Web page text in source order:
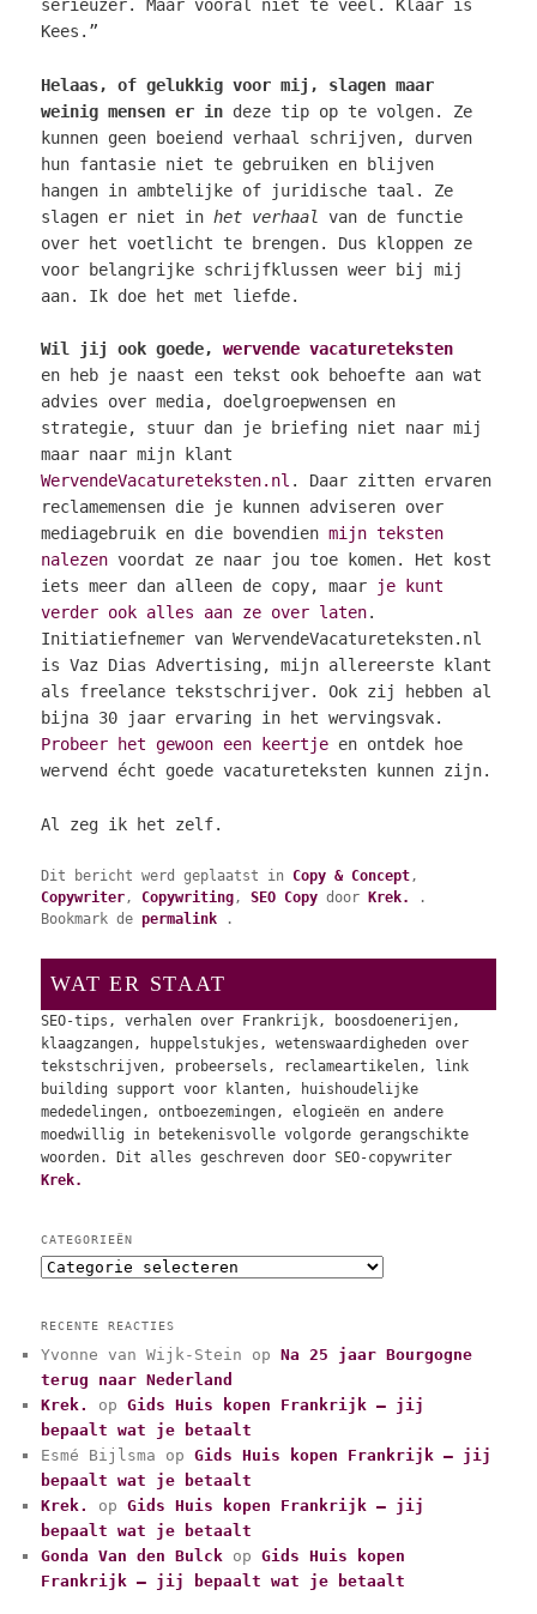
serieuzer. Maar vooral niet te veel. Klaar is
Kees.”
Helaas, of gelukkig voor mij, slagen maar
weinig mensen er in deze tip op te volgen. Ze
kunnen geen boeiend verhaal schrijven, durven
hun fantasie niet te gebruiken en blijven
hangen in ambtelijke of juridische taal. Ze
slagen er niet inhet verhaal
van de functie
over het voetlicht te brengen. Dus kloppen ze
voor belangrijke schrijfklussen weer bij mij
aan. Ik doe het met liefde.
Wil jij ook goede,wervende vacatureteksten
en heb je naast een tekst ook behoefte aan wat
advies over media, doelgroepwensen en
strategie, stuur dan je briefing niet naar mij
maar naar mijn klant
WervendeVacatureteksten.nl . Daar zitten ervaren
reclamemensen die je kunnen adviseren over
mediagebruik en die bovendienmijn teksten
nalezen voordat ze naar jou toe komen. Het kost
iets meer dan alleen de copy, maar je kunt
verder ook alles aan ze over laten.
Initiatiefnemer van WervendeVacatureteksten.nl
is Vaz Dias Advertising, mijn allereerste klant
als freelance tekstschrijver. Ook zij hebben al
bijna 30 jaar ervaring in het wervingsvak.
Probeer het gewoon een keertje en ontdek hoe
wervend écht goede vacatureteksten kunnen zijn.
Al zeg ik het zelf.
Dit bericht werd geplaatst inCopy & Concept,
Copywriter,Copywriting,SEO Copy doorKrek.
.
Bookmark depermalink .
WAT ER STAAT
SEO-tips, verhalen over Frankrijk, boosdoenerijen,
klaagzangen, huppelstukjes, wetenswaardigheden over
tekstschrijven, probeersels, reclameartikelen, link
building support voor klanten, huishoudelijke
mededelingen, ontboezemingen, elogieën en andere
moedwillig in betekenisvolle volgorde gerangschikte
woorden. Dit alles geschreven door SEO-copywriter
Krek.
CATEGORIEËN
C
e
g
o
r
i
e
ë
RECENTE REACTIES
Yvonne van Wijk-Stein opNa 25 jaar Bourgogne
terug naar Nederland
Krek.
opGids Huis kopen Frankrijk – jij
bepaalt wat je betaalt
Esmé Bijlsma opGids Huis kopen Frankrijk – jij
bepaalt wat je betaalt
Krek.
opGids Huis kopen Frankrijk – jij
bepaalt wat je betaalt
Gonda Van den Bulck opGids Huis kopen
Frankrijk – jij bepaalt wat je betaalt